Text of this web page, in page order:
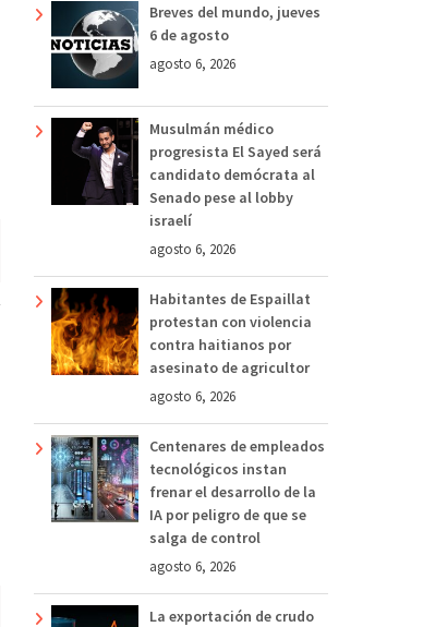
Breves del mundo, jueves
6 de agosto
agosto 6, 2026
Musulmán médico
progresista El Sayed será
candidato demócrata al
Senado pese al lobby
israelí
agosto 6, 2026
Habitantes de Espaillat
protestan con violencia
contra haitianos por
asesinato de agricultor
agosto 6, 2026
Centenares de empleados
tecnológicos instan
frenar el desarrollo de la
IA por peligro de que se
salga de control
agosto 6, 2026
La exportación de crudo